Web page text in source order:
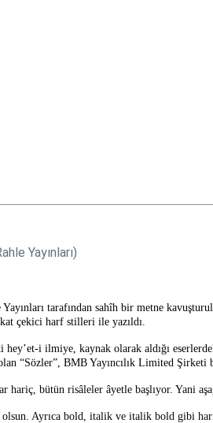
Yayınları)
tarafından sahîh bir metne
çekici harf stilleri ile yazıldı.
i ilmiye, kaynak olarak aldığı
“Sözler”, BMB Yayıncılık Limited Şirketi
bütün risâleler âyetle başlıyor. Yani
Ayrıca bold, italik ve italik bold gibi